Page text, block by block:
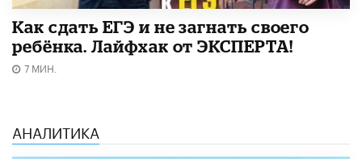
​Как сдать ЕГЭ и не загнать своего
ребёнка. Лайфхак от ЭКСПЕРТА!
7 МИН.
АНАЛИТИКА